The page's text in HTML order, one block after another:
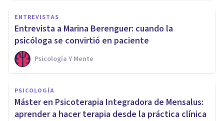
ENTREVISTAS
Entrevista a Marina Berenguer: cuando la
psicóloga se convirtió en paciente
Psicología Y Mente
PSICOLOGÍA
Máster en Psicoterapia Integradora de Mensalus:
aprender a hacer terapia desde la práctica clínica